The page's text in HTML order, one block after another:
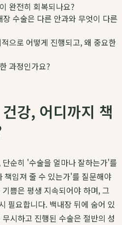
완전히 회복되나요?
수술은 다른 안과와 무엇이 다른
으로 어떻게 진행되고, 왜 중요한
과정인가요?
강, 어디까지 책
순히 '수술을 얼마나 잘하는가'를
책임져 줄 수 있는가'를 질문해야
쁨은 평생 지속되어야 하며, 그
필요합니다. 백내장 뒤에 숨어 있
시하고 진행된 수술은 절반의 성